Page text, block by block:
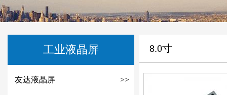
工业液晶屏
友达液晶屏 >>
8.0寸